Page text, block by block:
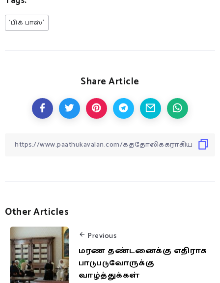
‘பிக் பாஸ்’
Share Article
Other Articles
Previous
மரண தண்டனைக்கு எதிராக
பாடுபடுவோருக்கு
வாழ்த்துக்கள்